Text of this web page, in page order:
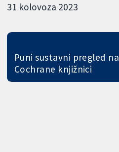
31 kolovoza 2023
Puni sustavni pregled na
Cochrane knjižnici